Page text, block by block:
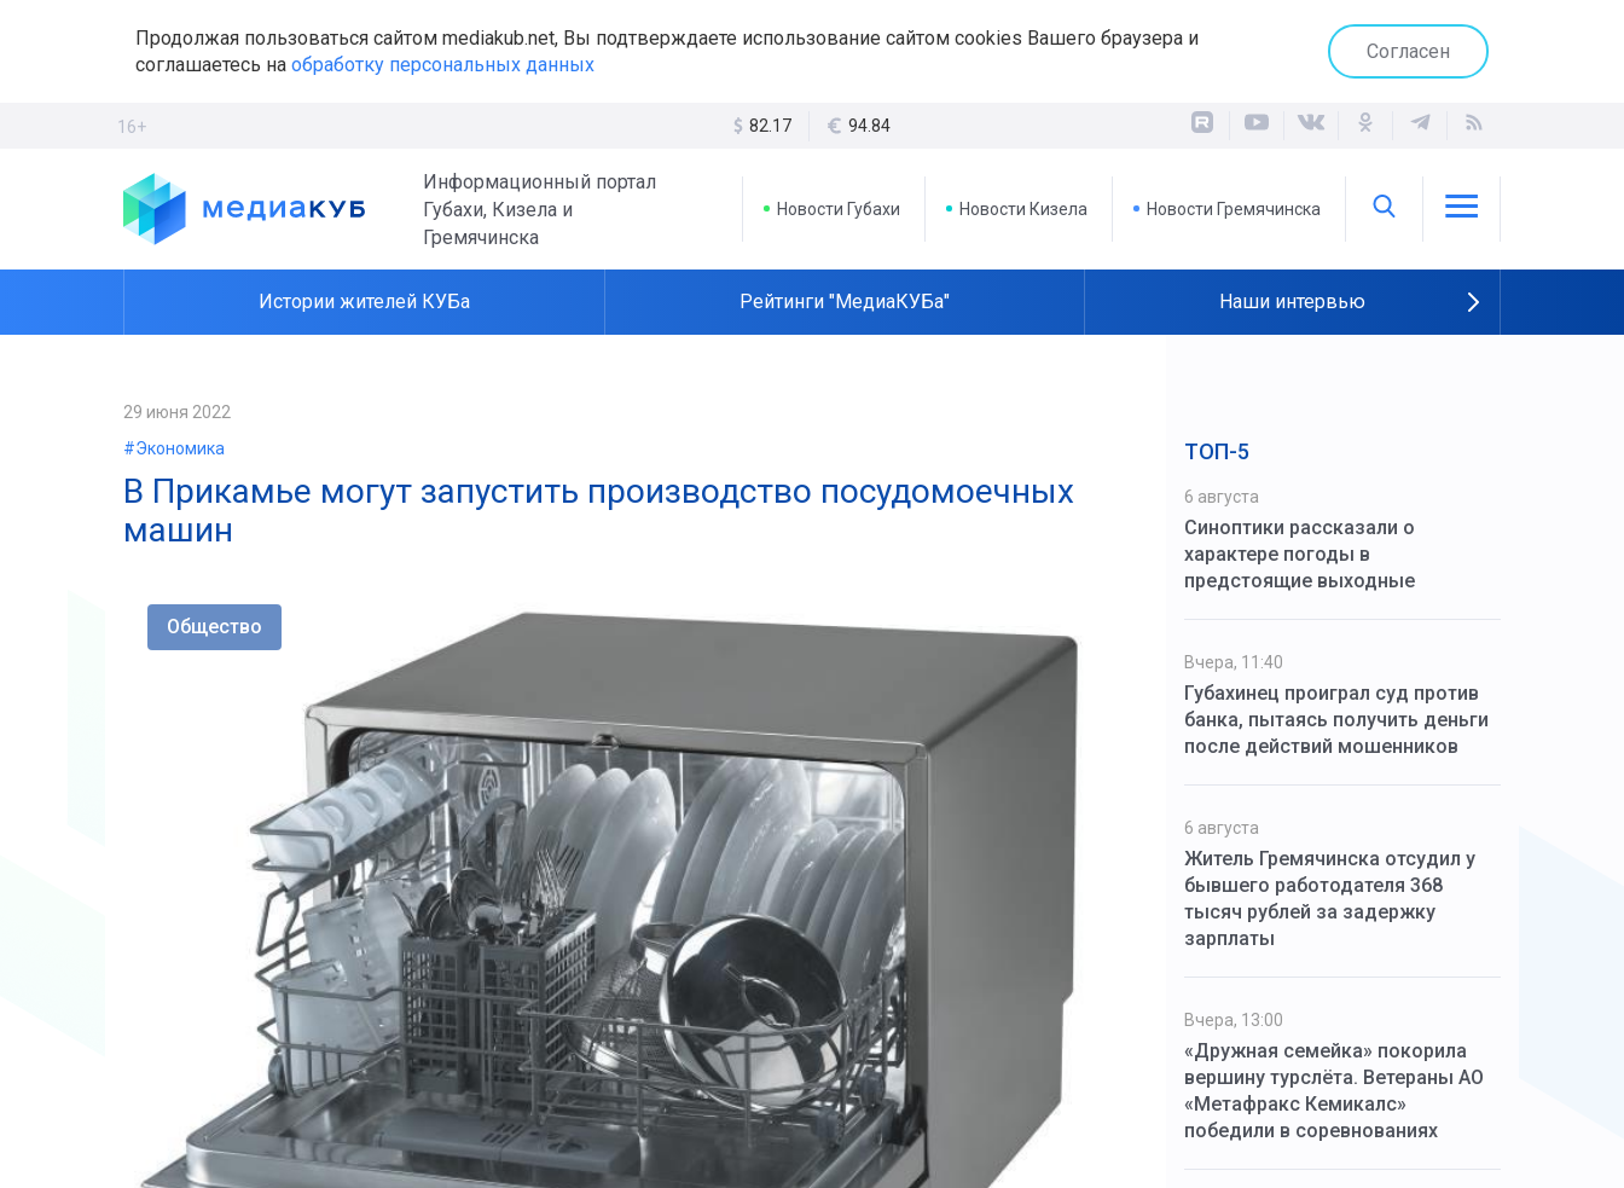
Продолжая пользоваться сайтом mediakub.net, Вы подтверждаете использование сайтом cookies Вашего браузера и
соглашаетесь на обработку персональных данных
Согласен
16+ 82.17 94.84
Информационный портал
Губахи, Кизела и
Гремячинска
Новости Губахи Новости Кизела Новости Гремячинска
Истории жителей КУБа Рейтинги "МедиаКУБа" Наши интервью
29 июня 2022
#Экономика
В Прикамье могут запустить производство посудомоечных
машин
Общество
ТОП-5
6 августа
Синоптики рассказали о
характере погоды в
предстоящие выходные
Вчера, 11:40
Губахинец проиграл суд против
банка, пытаясь получить деньги
после действий мошенников
6 августа
Житель Гремячинска отсудил у
бывшего работодателя 368
тысяч рублей за задержку
зарплаты
Вчера, 13:00
«Дружная семейка» покорила
вершину турслёта. Ветераны АО
«Метафракс Кемикалс»
победили в соревнованиях